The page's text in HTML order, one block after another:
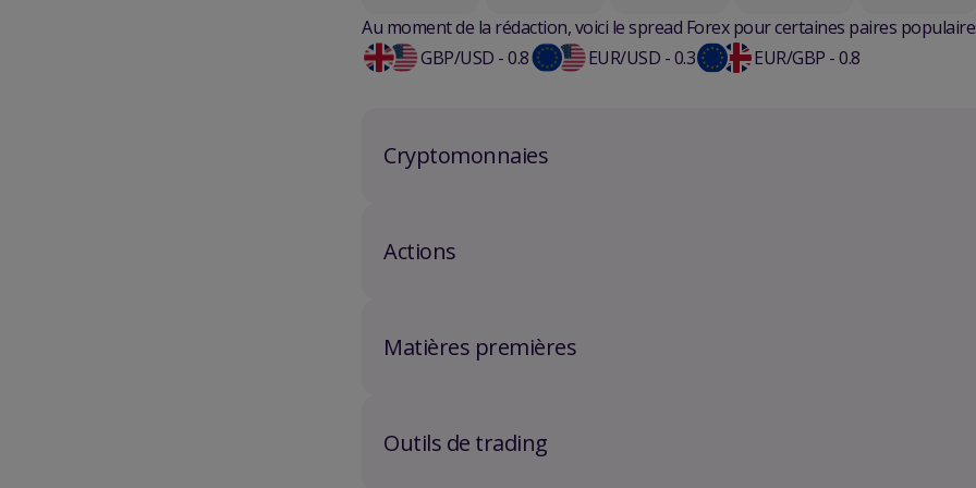
Au moment de la rédaction, voici le spread Forex pour certaines paires
GBP/USD - 0.8
EUR/USD - 0.3 EUR/GBP - 0.8
Cryptomonnaies
Actions
Matières premières
Outils de trading